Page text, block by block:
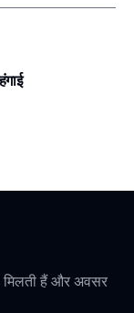
हैं और अवसर